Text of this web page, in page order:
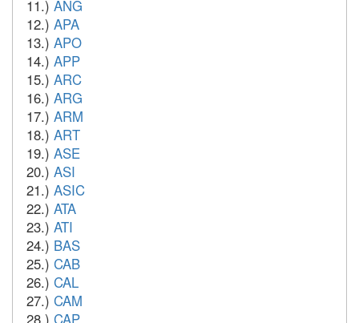
11.) ANG
12.) APA
13.) APO
14.) APP
15.) ARC
16.) ARG
17.) ARM
18.) ART
19.) ASE
20.) ASI
21.) ASIC
22.) ATA
23.) ATI
24.) BAS
25.) CAB
26.) CAL
27.) CAM
28.) CAP